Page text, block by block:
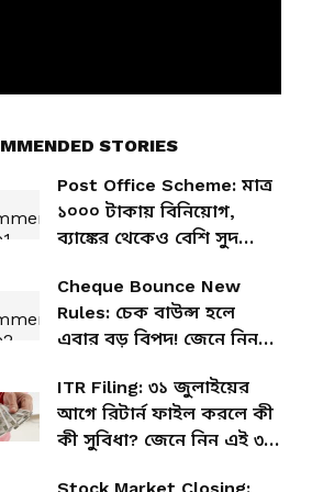
STORIES
Post Office Scheme: মাত্র
১০০০ টাকায় বিনিয়োগ,
ব্যাঙ্কের থেকেও বেশি সুদ
স্কিম?
Cheque Bounce New
Rules: চেক বাউন্স হলে
এবার বড় বিপদ! জেনে নিন
ITR Filing: ৩১ জুলাইয়ের
আগে রিটার্ন ফাইল করলে কী
কী সুবিধা? জেনে নিন এই ৩টি